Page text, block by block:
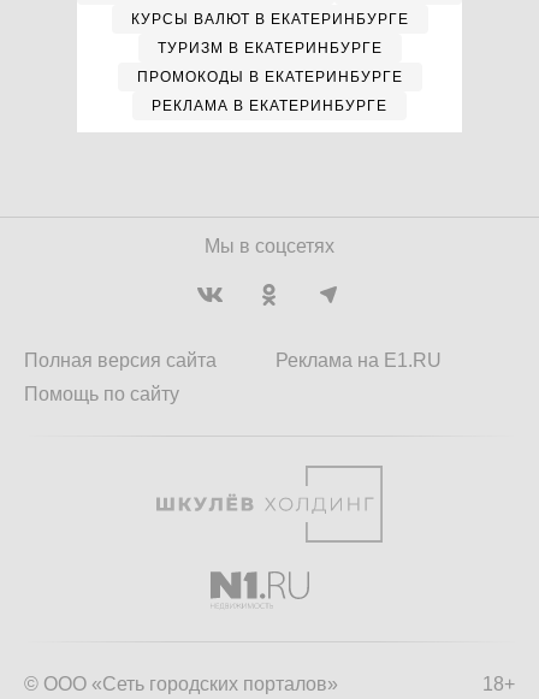
КУРСЫ ВАЛЮТ В ЕКАТЕРИНБУРГЕ
ТУРИЗМ В ЕКАТЕРИНБУРГЕ
ПРОМОКОДЫ В ЕКАТЕРИНБУРГЕ
РЕКЛАМА В ЕКАТЕРИНБУРГЕ
Мы в соцсетях
Полная версия сайта
Помощь по сайту
Реклама на E1.RU
18+
© ООО «Сеть городских порталов»